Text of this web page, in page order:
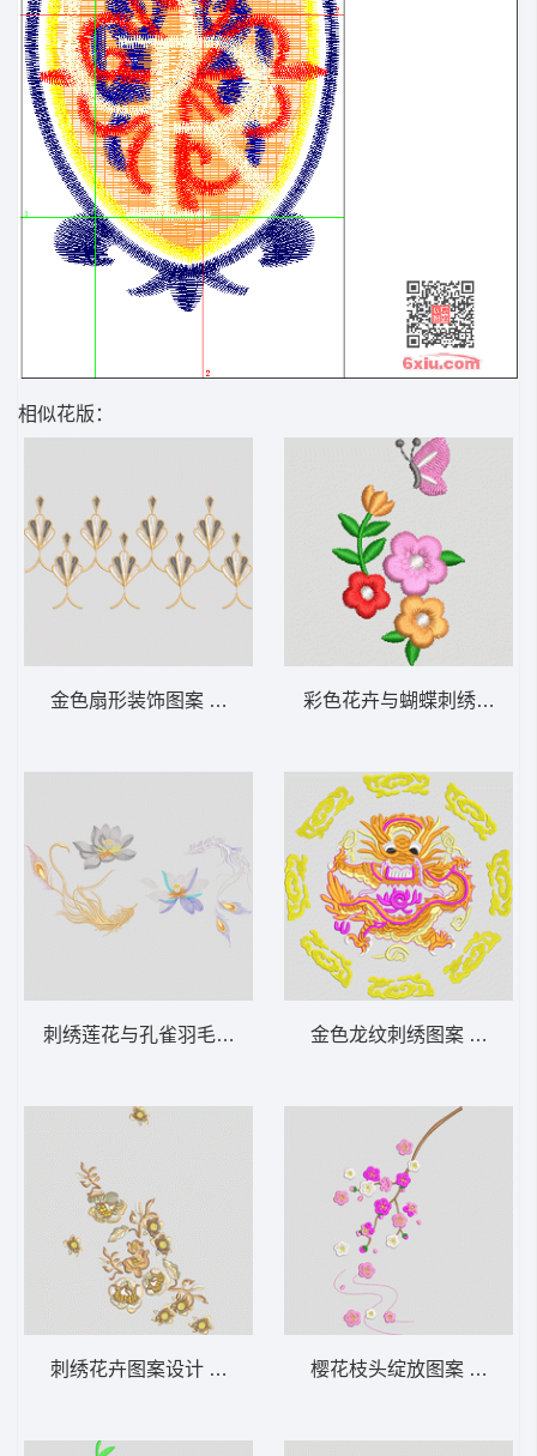
相似花版：
金色扇形装饰图案 靓花
刺绣莲花与孔雀羽毛图案 靓花 汉服
刺绣花卉图案设计 靓花 汉服
彩色花卉与蝴蝶刺绣图案
金色龙纹刺绣图案 龙王
樱花枝头绽放图案 汉服